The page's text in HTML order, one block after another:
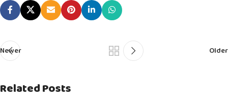
Newer Older
Related Posts